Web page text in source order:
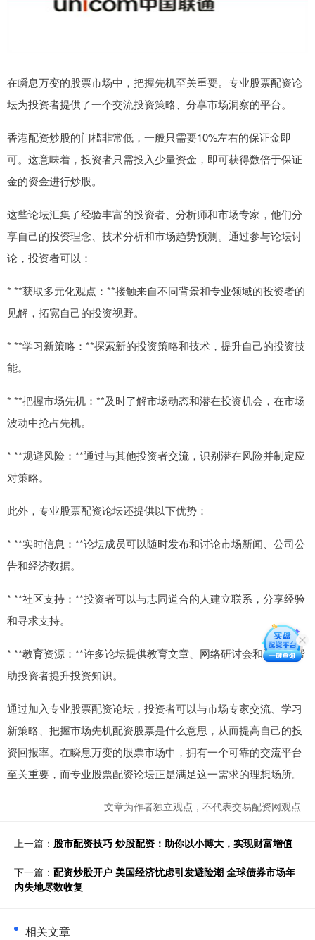
在瞬息万变的股票市场中，把握先机至关重要。专业股票配资论
坛为投资者提供了一个交流投资策略、分享市场洞察的平台。
香港配资炒股的门槛非常低，一般只需要10%左右的保证金即
可。这意味着，投资者只需投入少量资金，即可获得数倍于保证
金的资金进行炒股。
这些论坛汇集了经验丰富的投资者、分析师和市场专家，他们分
享自己的投资理念、技术分析和市场趋势预测。通过参与论坛讨
论，投资者可以：
* **获取多元化观点：**接触来自不同背景和专业领域的投资者的
见解，拓宽自己的投资视野。
* **学习新策略：**探索新的投资策略和技术，提升自己的投资技
能。
* **把握市场先机：**及时了解市场动态和潜在投资机会，在市场
波动中抢占先机。
* **规避风险：**通过与其他投资者交流，识别潜在风险并制定应
对策略。
此外，专业股票配资论坛还提供以下优势：
* **实时信息：**论坛成员可以随时发布和讨论市场新闻、公司公
告和经济数据。
* **社区支持：**投资者可以与志同道合的人建立联系，分享经验
和寻求支持。
* **教育资源：**许多论坛提供教育文章、网络研讨会和视频，帮
助投资者提升投资知识。
通过加入专业股票配资论坛，投资者可以与市场专家交流、学习
新策略、把握市场先机配资股票是什么意思，从而提高自己的投
资回报率。在瞬息万变的股票市场中，拥有一个可靠的交流平台
至关重要，而专业股票配资论坛正是满足这一需求的理想场所。
文章为作者独立观点，不代表交易配资网观点
上一篇： 股市配资技巧 炒股配资：助你以小博大，实现财富增值
下一篇： 配资炒股开户 美国经济忧虑引发避险潮 全球债券市场年
内失地尽数收复
相关文章